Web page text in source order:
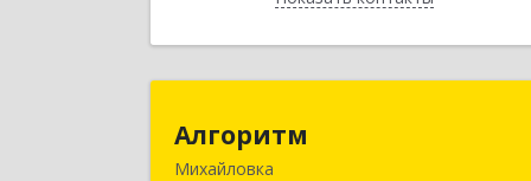
Алгоритм
Михайловка